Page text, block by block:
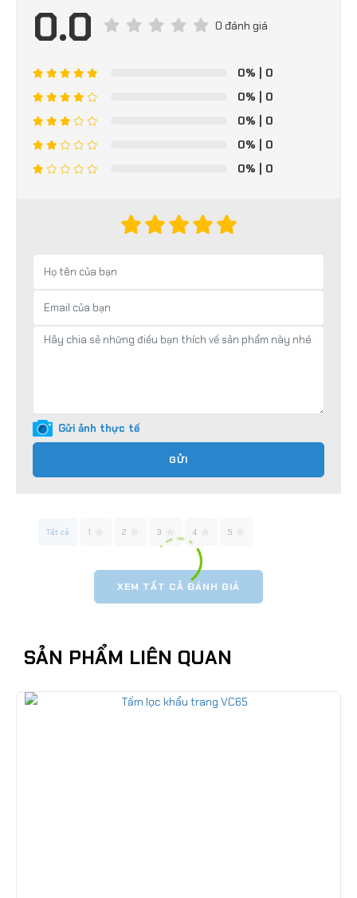
0.0 0 đánh giá
0% | 0
0% | 0
0% | 0
0% | 0
0% | 0
Gửi ảnh thực tế
GỬI
Tất cả 1 2 3 4 5
XEM TẤT CẢ ĐÁNH GIÁ
SẢN PHẨM LIÊN QUAN